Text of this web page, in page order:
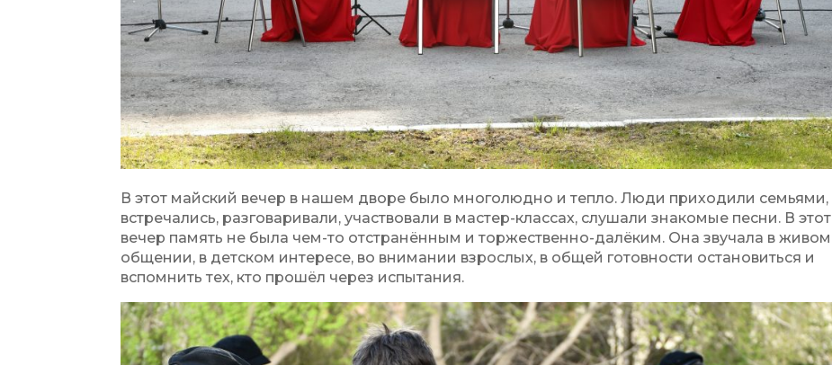
В этот майский вечер в нашем дворе было многолюдно и тепло. Люди приходили семьями,
встречались, разговаривали, участвовали в мастер-классах, слушали знакомые песни. В этот
вечер память не была чем-то отстранённым и торжественно-далёким. Она звучала в живом
общении, в детском интересе, во внимании взрослых, в общей готовности остановиться и
вспомнить тех, кто прошёл через испытания.